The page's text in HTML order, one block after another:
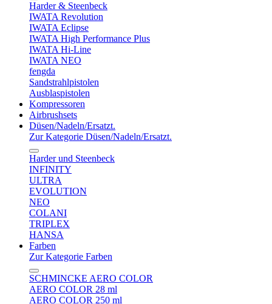
Harder & Steenbeck
IWATA Revolution
IWATA Eclipse
IWATA High Performance Plus
IWATA Hi-Line
IWATA NEO
fengda
Sandstrahlpistolen
Ausblaspistolen
Kompressoren
Airbrushsets
Düsen/Nadeln/Ersatzt.
Zur Kategorie Düsen/Nadeln/Ersatzt.
Harder und Steenbeck
INFINITY
ULTRA
EVOLUTION
NEO
COLANI
TRIPLEX
HANSA
Farben
Zur Kategorie Farben
SCHMINCKE AERO COLOR
AERO COLOR 28 ml
AERO COLOR 250 ml